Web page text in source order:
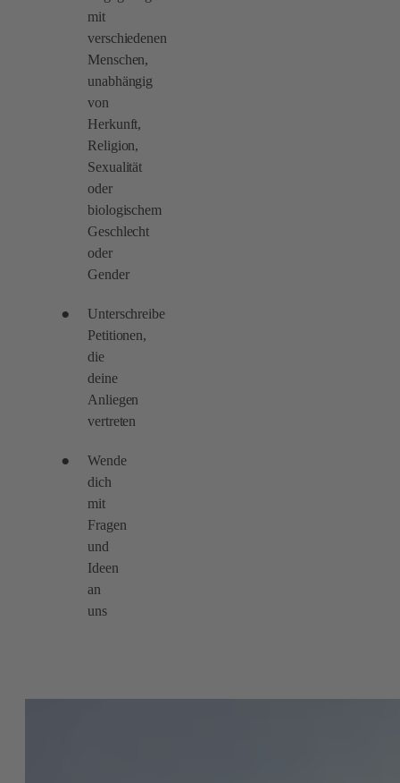
mit
verschiedenen
Menschen,
unabhängig
von
Herkunft,
Religion,
Sexualität
oder
biologischem
Geschlecht
oder
Gender
Unterschreibe
Petitionen,
die
deine
Anliegen
vertreten
Wende
dich
mit
Fragen
und
Ideen
an
uns